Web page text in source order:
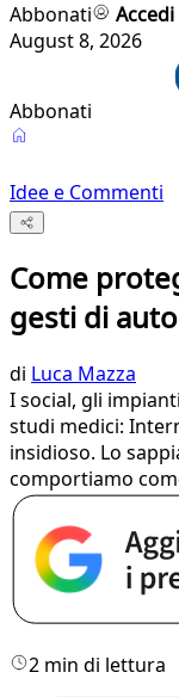
Abbonati
Accedi
August 8, 2026
Abbonati
Idee e Commenti
Come
gesti di
di Luca Mazza
I social, gli
studi medici:
insidioso. Lo
comportiamo
2 min di lettura